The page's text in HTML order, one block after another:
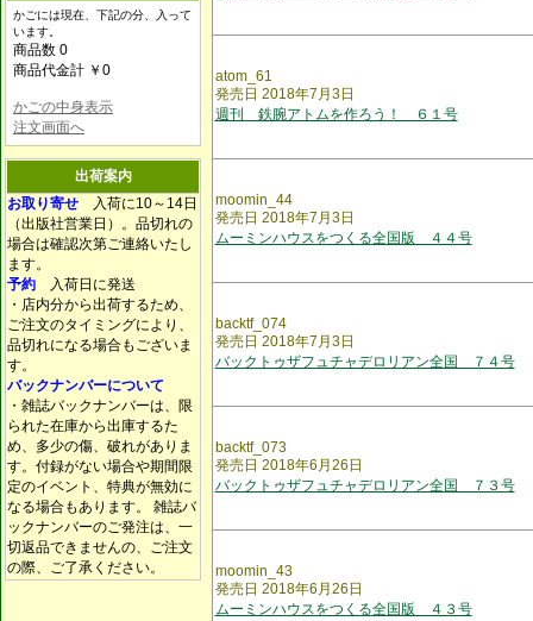
かごには現在、下記の分、入って
います。
商品数 0
商品代金計 ￥0
かごの中身表示
注文画面へ
出荷案内
お取り寄せ 入荷に10～14日
（出版社営業日）。品切れの
場合は確認次第ご連絡いたし
ます。
予約 入荷日に発送
・店内分から出荷するため、
ご注文のタイミングにより、
品切れになる場合もございま
す。
バックナンバーについて
・雑誌バックナンバーは、限
られた在庫から出庫するた
め、多少の傷、破れがありま
す。付録がない場合や期間限
定のイベント、特典が無効に
なる場合もあります。 雑誌バ
ックナンバーのご発注は、一
切返品できませんの、ご注文
の際、ご了承ください。
atom_61
発売日 2018年7月3日
週刊 鉄腕アトムを作ろう！ ６１号
moomin_44
発売日 2018年7月3日
ムーミンハウスをつくる全国版 ４４号
backtf_074
発売日 2018年7月3日
バックトゥザフュチャデロリアン全国 ７４号
backtf_073
発売日 2018年6月26日
バックトゥザフュチャデロリアン全国 ７３号
moomin_43
発売日 2018年6月26日
ムーミンハウスをつくる全国版 ４３号